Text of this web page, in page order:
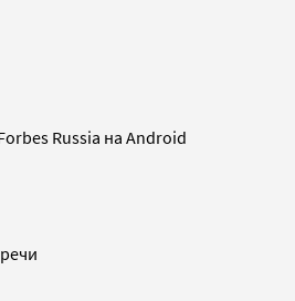
Russia на Android